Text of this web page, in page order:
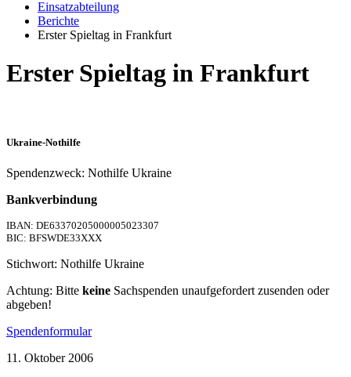
Einsatzabteilung
Berichte
Erster Spieltag in Frankfurt
Erster Spieltag in Frankfurt
Ukraine-Nothilfe
Spendenzweck: Nothilfe Ukraine
Bankverbindung
IBAN: DE63370205000005023307
BIC: BFSWDE33XXX
Stichwort: Nothilfe Ukraine
Achtung: Bitte keine Sachspenden unaufgefordert zusenden oder
abgeben!
Spendenformular
11. Oktober 2006